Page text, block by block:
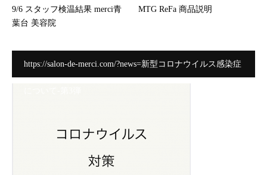
9/6 スタッフ検温結果 merci青
葉台 美容院
MTG ReFa 商品説明
https://salon-de-merci.com/?news=新型コロナウイルス感染症